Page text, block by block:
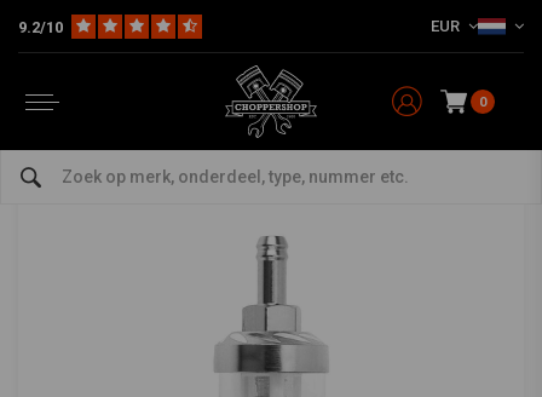
9.2/10 EUR
0
Multi-fit Tanks en Toebehoren 8 mm hoogwaardig glazen brandstoffilter
8 mm hoogwaardig glazen brandstoffilter